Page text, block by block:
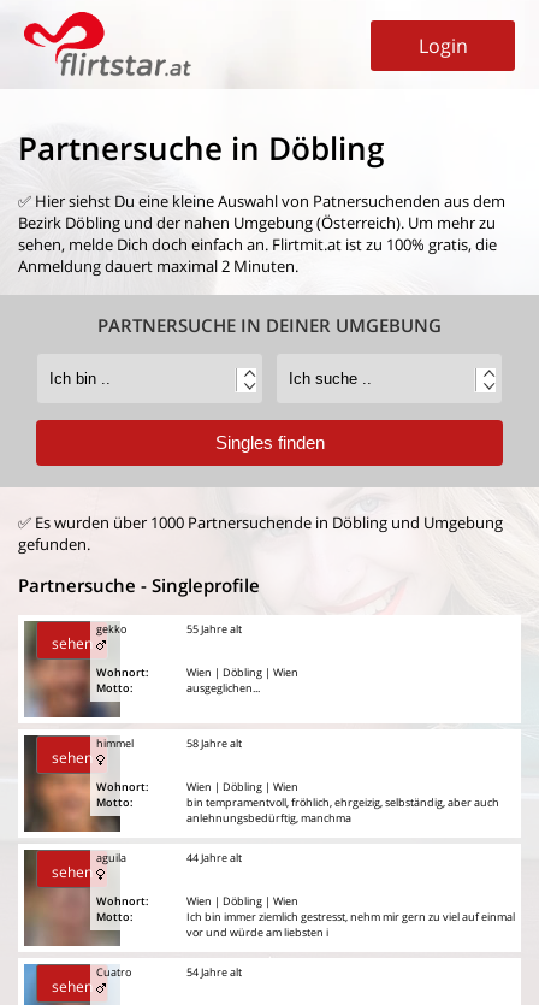
Login
Partnersuche in Döbling
✅ Hier siehst Du eine kleine Auswahl von Patnersuchenden aus dem
Bezirk Döbling und der nahen Umgebung (Österreich). Um mehr zu
sehen, melde Dich doch einfach an. Flirtmit.at ist zu 100% gratis, die
Anmeldung dauert maximal 2 Minuten.
PARTNERSUCHE IN DEINER UMGEBUNG
✅ Es wurden über 1000 Partnersuchende in Döbling und Umgebung
gefunden.
Partnersuche - Singleprofile
sehen
gekko
Wohnort:
Motto:
55 Jahre alt
Wien | Döbling | Wien
ausgeglichen...
sehen
himmel
Wohnort:
Motto:
58 Jahre alt
Wien | Döbling | Wien
bin tempramentvoll, fröhlich, ehrgeizig, selbständig, aber auch
anlehnungsbedürftig, manchma
sehen
aguila
Wohnort:
Motto:
44 Jahre alt
Wien | Döbling | Wien
Ich bin immer ziemlich gestresst, nehm mir gern zu viel auf einmal
vor und würde am liebsten i
sehen
Cuatro 54 Jahre alt